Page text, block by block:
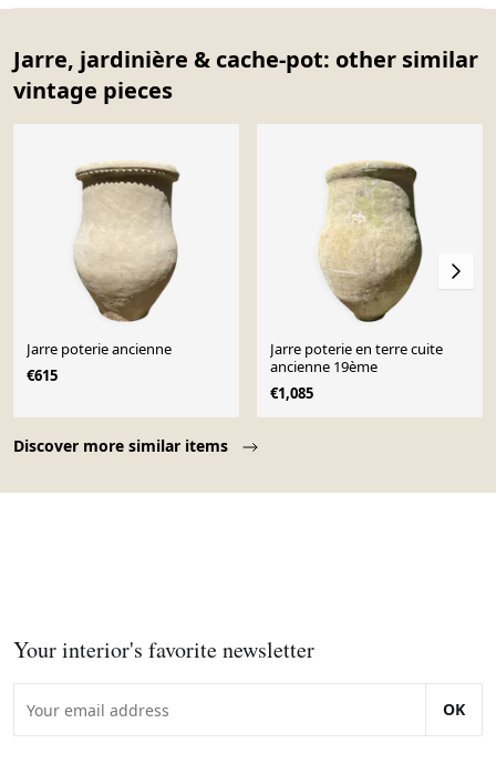
Jarre, jardinière & cache-pot: other similar
vintage pieces
Discover more similar items
Jarre poterie ancienne
€615
Jarre poterie en terre cuite
ancienne 19ème
€1,085
Your interior's favorite newsletter
OK